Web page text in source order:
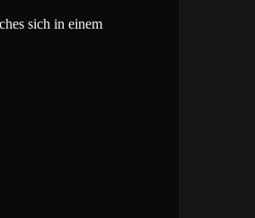
sich in einem